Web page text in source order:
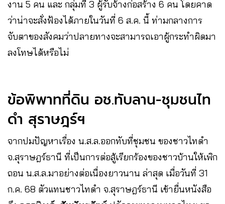
งาน 5 คน และ กลุ่มที่ 3 ผู้รับจ้างก่อสร้าง 6 คน โดยคาด
ว่าน่าจะสั่งฟ้องได้ภายในวันที่ 6 ส.ค. นี้ ท่ามกลางการ
จับตาของสังคมว่าปลายทางจะสามารถเอาผู้กระทำผิดมา
ลงโทษได้หรือไม่
ข้อพิพาทที่ดิน อช.ทับลาน-ชุมชนไท
ดำ สุราษฎร์ฯ
จากปมปัญหาเรื่อง น.ส.ล.ออกทับที่ชุมชน ของชาวไทดำ
จ.สุราษฎร์ธานี ที่เป็นการต่อสู้เรียกร้องของชาวบ้านให้เพิก
ถอน น.ส.ล.​มาอย่างต่อเนื่องยาวนาน ล่าสุด เมื่อวันที่ 31
ก.ค. 68 ตัวแทนชาวไทดำ จ.สุราษฎร์ธานี เข้ายื่นหนังสือ